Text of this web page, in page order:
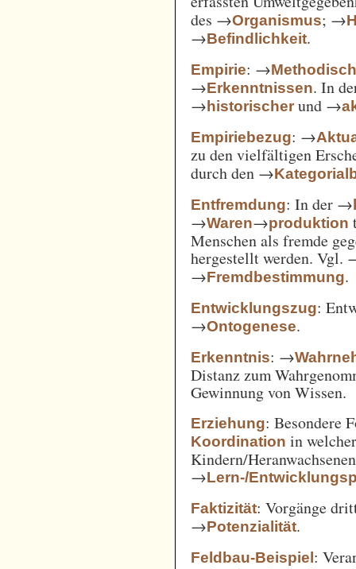
des →Organismus; →
→Befindlichkeit.
Empirie: →
→Erkenntnissen. In
→historischer und →
Empiriebezug: →
zu den vielfältigen
durch den →
Entfremdung: In der →
→Waren→produktion
Menschen als fremde
hergestellt werden. Vgl.
→Fremdbestimmung.
Entwicklungszug:
→Ontogenese.
Erkenntnis: →
Distanz zum
Gewinnung von Wissen.
Erziehung: Besondere
Koordination in
Kindern/
→Lern-/
Faktizität: Vorgänge
→Potenzialität.
Feldbau-Beispiel: